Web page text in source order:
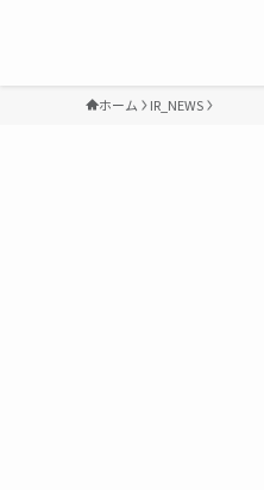
ホーム IR_NEWS